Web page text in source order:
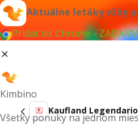
Aktuálne letáky vždy
Pridať do Chrome -
Kimbino
Všetky ponuky na jednom
Kaufland Legendario